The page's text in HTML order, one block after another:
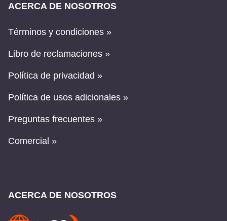
ACERCA DE NOSOTROS
Términos y condiciones »
Libro de reclamaciones »
Política de privacidad »
Política de usos adicionales »
Preguntas frecuentes »
Comercial »
ACERCA DE NOSOTROS